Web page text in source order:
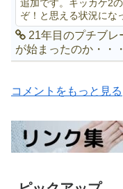
追加です。キッカケ2
ぞ！と思える状況にな
21年目のプチブ
が始まったのか・・・
コメントをもっと見る